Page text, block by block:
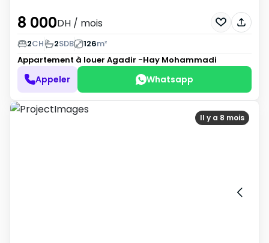
8 000DH / mois
2CH 2SDB 126m²
Appartement à louer Agadir -Hay Mohammadi
Appeler Whatsapp
Il y a 8 mois